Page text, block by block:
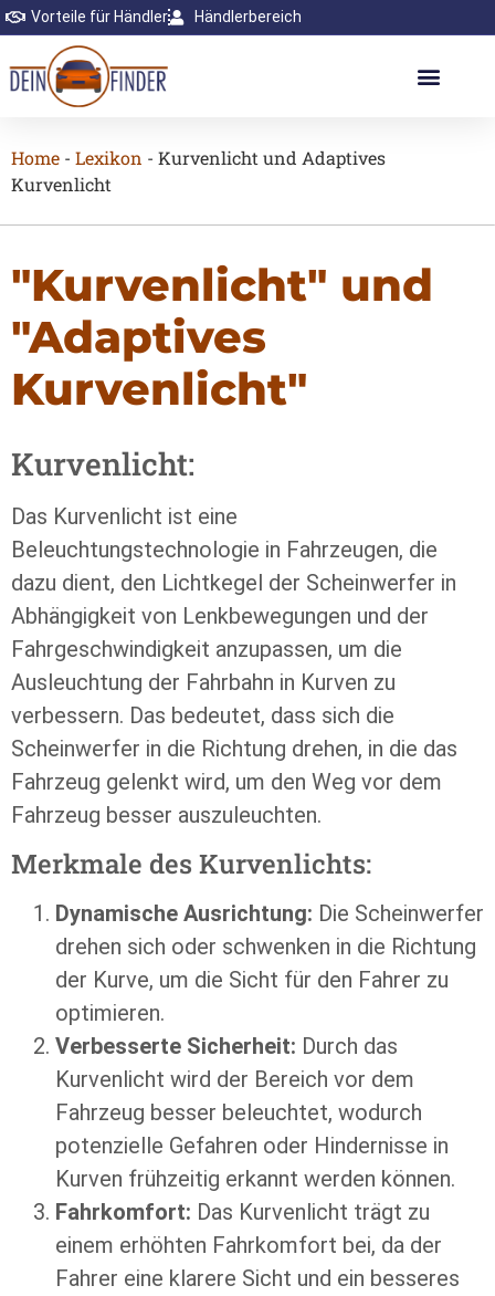
Vorteile für Händler Händlerbereich
Home - Lexikon - Kurvenlicht und Adaptives
Kurvenlicht
"Kurvenlicht" und
"Adaptives
Kurvenlicht"
Kurvenlicht:
Das Kurvenlicht ist eine
Beleuchtungstechnologie in Fahrzeugen, die
dazu dient, den Lichtkegel der Scheinwerfer in
Abhängigkeit von Lenkbewegungen und der
Fahrgeschwindigkeit anzupassen, um die
Ausleuchtung der Fahrbahn in Kurven zu
verbessern. Das bedeutet, dass sich die
Scheinwerfer in die Richtung drehen, in die das
Fahrzeug gelenkt wird, um den Weg vor dem
Fahrzeug besser auszuleuchten.
Merkmale des Kurvenlichts:
Dynamische Ausrichtung: Die Scheinwerfer
drehen sich oder schwenken in die Richtung
der Kurve, um die Sicht für den Fahrer zu
optimieren.
Verbesserte Sicherheit: Durch das
Kurvenlicht wird der Bereich vor dem
Fahrzeug besser beleuchtet, wodurch
potenzielle Gefahren oder Hindernisse in
Kurven frühzeitig erkannt werden können.
Fahrkomfort: Das Kurvenlicht trägt zu
einem erhöhten Fahrkomfort bei, da der
Fahrer eine klarere Sicht und ein besseres